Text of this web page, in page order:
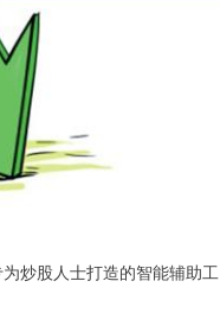
炒股人士打造的智能辅助工